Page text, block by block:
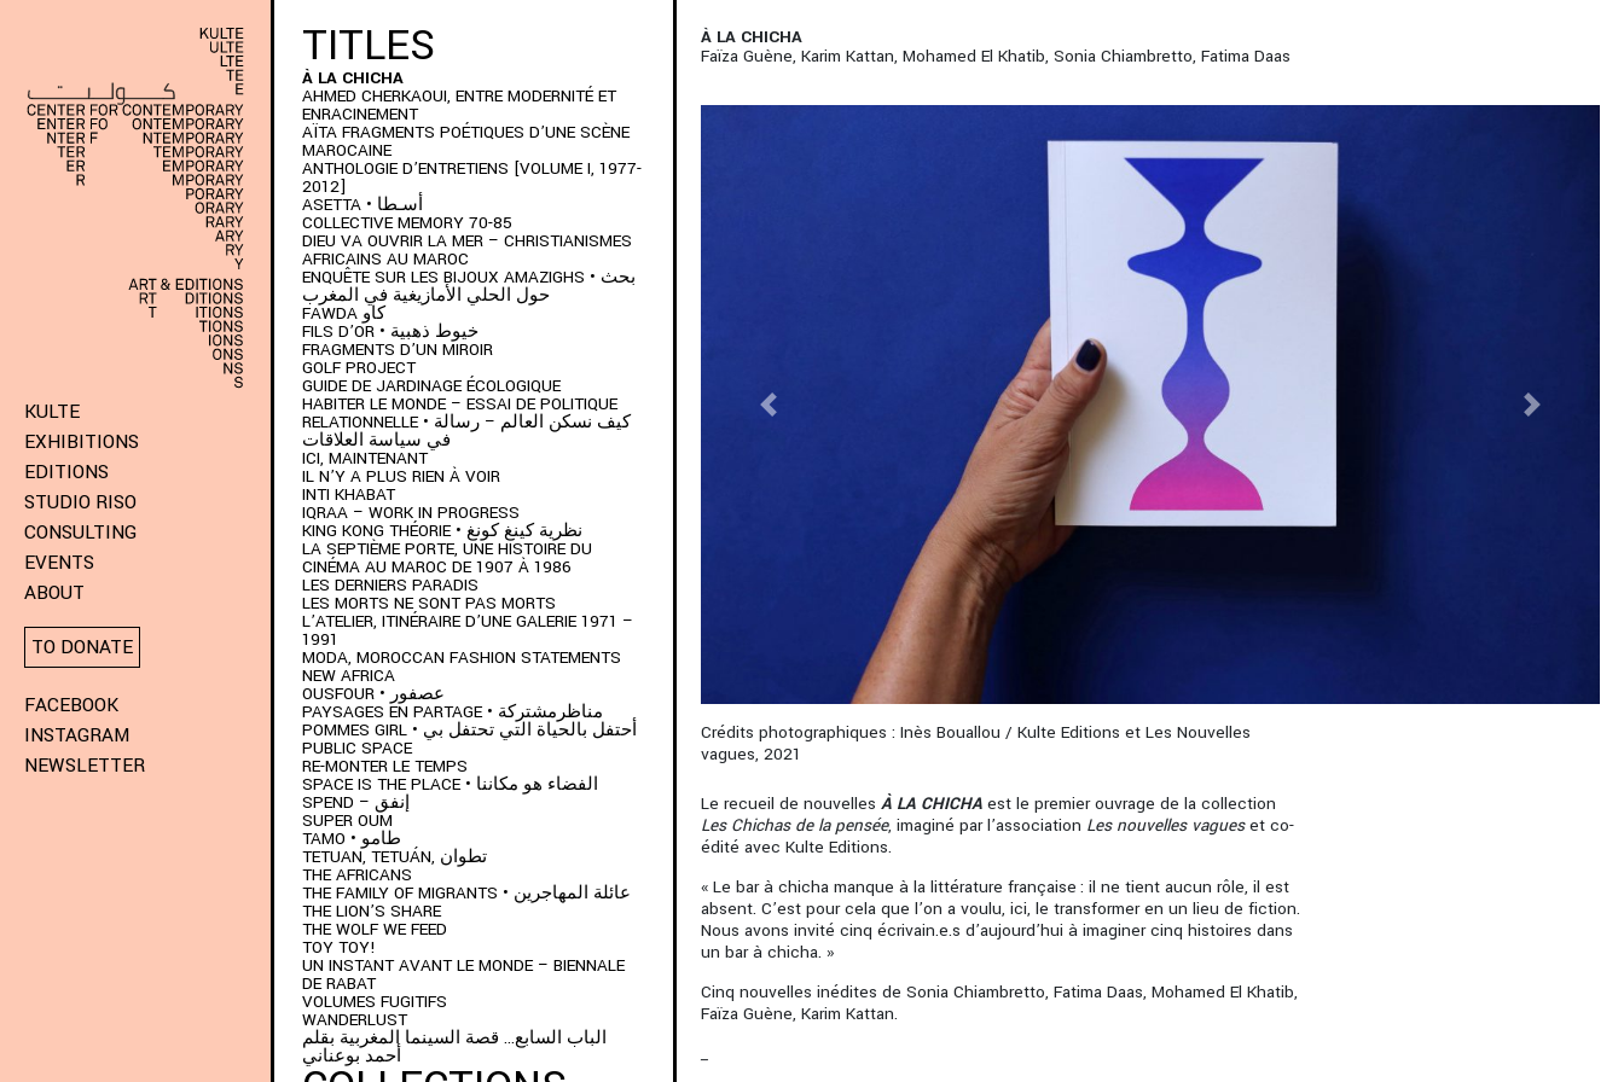
KULTE
EXHIBITIONS
EDITIONS
STUDIO RISO
CONSULTING
EVENTS
ABOUT
TO DONATE
FACEBOOK
INSTAGRAM
NEWSLETTER
TITLES
À LA CHICHA
AHMED CHERKAOUI, ENTRE MODERNITÉ ET
ENRACINEMENT
AÏTA FRAGMENTS POÉTIQUES D’UNE SCÈNE
MAROCAINE
ANTHOLOGIE D’ENTRETIENS [VOLUME I, 1977-
2012]
ASETTA • أسـطا
COLLECTIVE MEMORY 70-85
DIEU VA OUVRIR LA MER – CHRISTIANISMES
AFRICAINS AU MAROC
ENQUÊTE SUR LES BIJOUX AMAZIGHS • بحث
حول الحلي الأمازيغية في المغرب
FAWDA كاو
FILS D’OR • خيوط ذهبية
FRAGMENTS D’UN MIROIR
GOLF PROJECT
GUIDE DE JARDINAGE ÉCOLOGIQUE
HABITER LE MONDE – ESSAI DE POLITIQUE
RELATIONNELLE • كيف نسكن العالم – رسالة
في سياسة العلاقات
ICI, MAINTENANT
IL N’Y A PLUS RIEN À VOIR
INTI KHABAT
IQRAA – WORK IN PROGRESS
KING KONG THÉORIE • نظرية كينغ كونغ
LA SEPTIÈME PORTE, UNE HISTOIRE DU
CINÉMA AU MAROC DE 1907 À 1986
LES DERNIERS PARADIS
LES MORTS NE SONT PAS MORTS
L’ATELIER, ITINÉRAIRE D’UNE GALERIE 1971 –
1991
MODA, MOROCCAN FASHION STATEMENTS
NEW AFRICA
OUSFOUR • عصفور
PAYSAGES EN PARTAGE • مناظرمشتركة
POMMES GIRL • أحتفل بالحياة التي تحتفل بي
PUBLIC SPACE
RE-MONTER LE TEMPS
SPACE IS THE PLACE • الفضاء هو مكاننا
SPEND – إنفق
SUPER OUM
TAMO • طامو
THE AFRICANS
THE FAMILY OF MIGRANTS • عائلة المهاجرين
THE LION’S SHARE
THE WOLF WE FEED
TOY TOY!
UN INSTANT AVANT LE MONDE – BIENNALE
DE RABAT
VOLUMES FUGITIFS
WANDERLUST
الباب السابع… قصة السينما المغربية بقلم
أحمد بوعناني
À LA CHICHA
Faïza Guène, Karim Kattan, Mohamed El Khatib, Sonia Chiambretto, Fatima Daas
Previous Next
Crédits photographiques : Inès Bouallou / Kulte Editions et Les Nouvelles
vagues, 2021
Le recueil de nouvelles À LA CHICHA est le premier ouvrage de la collection
Les Chichas de la pensée, imaginé par l’association Les nouvelles vagueset co-
édité avec Kulte Editions.
« Le bar à chicha manque à la littérature française : il ne tient aucun rôle, il est
absent. C’est pour cela que l’on a voulu, ici, le transformer en un lieu de fiction.
Nous avons invité cinq écrivain.e.s d’aujourd’hui à imaginer cinq histoires dans
un bar à chicha. »
Cinq nouvelles inédites de Sonia Chiambretto, Fatima Daas, Mohamed El Khatib,
Faïza Guène, Karim Kattan.